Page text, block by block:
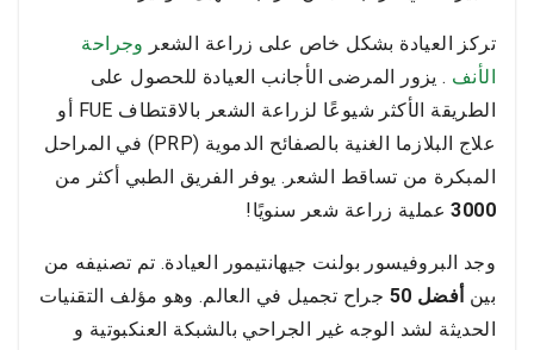
تركز العيادة بشكل خاص على زراعة الشعر وجراحة
الأنف . يزور المرضى الأجانب العيادة للحصول على
الطريقة الأكثر شيوعًا لزراعة الشعر بالاقتطاف FUE أو
علاج البلازما الغنية بالصفائح الدموية (PRP) في المراحل
المبكرة من تساقط الشعر. يوفر الفريق الطبي أكثر من
3000عملية زراعة شعر سنويًا!
وجد البروفيسور بولنت جيهانتيمور العيادة. تم تصنيفه من
بين أفضل 50
جراح تجميل في العالم. وهو مؤلف التقنيات
الحديثة لشد الوجه غير الجراحي بالشبكة العنكبوتية و